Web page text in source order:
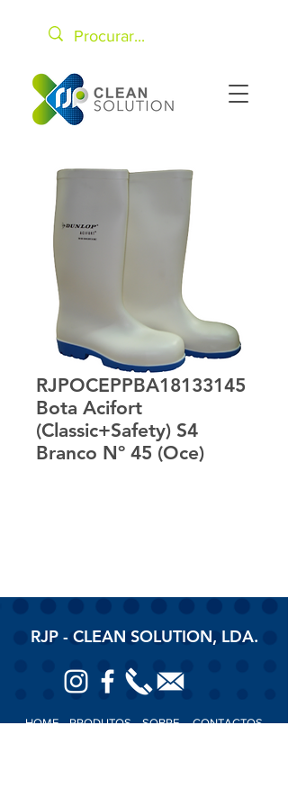
RJPOCEPPBA18133145
Bota Acifort
(Classic+Safety) S4
Branco Nº 45 (Oce)
RJP - CLEAN SOLUTION, LDA.
HOMEPRODUTOSSOBRE CONTACTOS